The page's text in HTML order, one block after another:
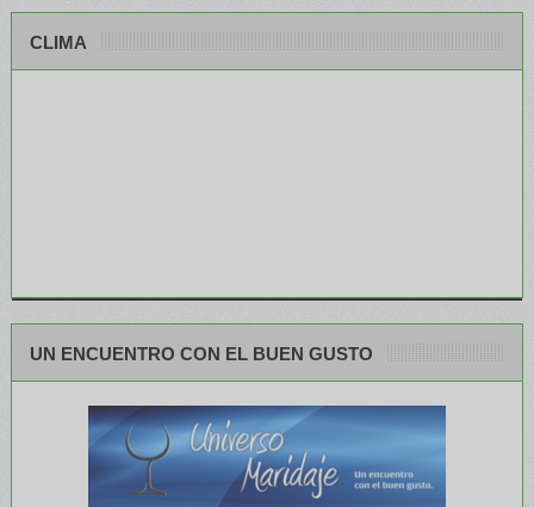
CLIMA
UN ENCUENTRO CON EL BUEN GUSTO